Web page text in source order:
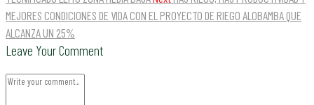
MEJORES CONDICIONES DE VIDA CON EL PROYECTO DE RIEGO ALOBAMBA QUE
ALCANZA UN 25%
Leave Your Comment